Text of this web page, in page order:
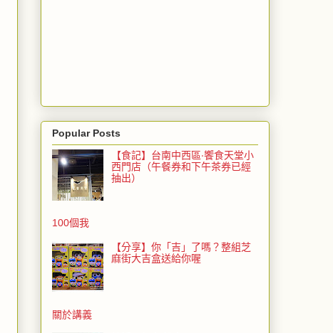
Popular Posts
【食記】台南中西區‧饗食天堂小
西門店（午餐券和下午茶券已經
抽出）
100個我
【分享】你「吉」了嗎？整組芝
麻街大吉盒送給你喔
關於講義